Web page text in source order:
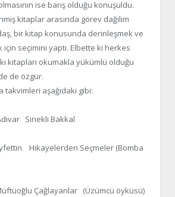
ise barış olduğu konuşuldu.
kitaplar arasında görev dağılım
bir kitap konusunda derinleşmek ve
seçimini yaptı. Elbette ki herkes
kitapları okumakla yükümlü olduğu
de özgür.
takvimleri aşağıdaki gibi:
Sinekli Bakkal
Hikayelerden Seçmeler (Bomba
Çağlayanlar (Üzümcü öyküsü)